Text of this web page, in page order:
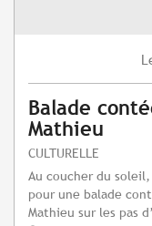
Balade
Mathieu
CULTURELLE
Au coucher du
pour une balade
Mathieu sur les pas